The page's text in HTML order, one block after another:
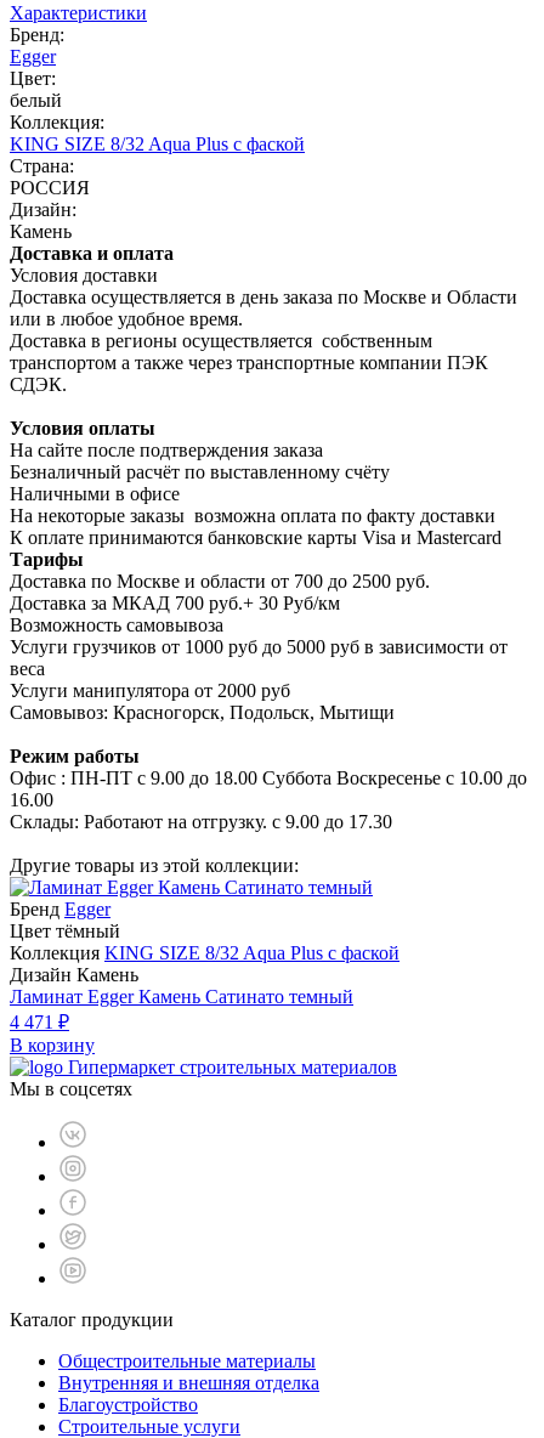
Характеристики
Бренд:
Egger
Цвет:
белый
Коллекция:
KING SIZE 8/32 Aqua Plus с фаской
Страна:
РОССИЯ
Дизайн:
Камень
Доставка и оплата
Условия доставки
Доставка осуществляется в день заказа по Москве и Области
или в любое удобное время.
Доставка в регионы осуществляется собственным
транспортом а также через транспортные компании ПЭК
СДЭК.
Условия оплаты
На сайте после подтверждения заказа
Безналичный расчёт по выставленному счёту
Наличными в офисе
На некоторые заказы возможна оплата по факту доставки
К оплате принимаются банковские карты Visa и Masterсard
Тарифы
Доставка по Москве и области от 700 до 2500 руб.
Доставка за МКАД 700 руб.+ 30 Руб/км
Возможность самовывоза
Услуги грузчиков от 1000 руб до 5000 руб в зависимости от
веса
Услуги манипулятора от 2000 руб
Самовывоз: Красногорск, Подольск, Мытищи
Режим работы
Офис : ПН-ПТ с 9.00 до 18.00 Суббота Воскресенье с 10.00 до
16.00
Склады: Работают на отгрузку. с 9.00 до 17.30
Другие товары из этой коллекции:
Бренд Egger
Цвет тёмный
Коллекция KING SIZE 8/32 Aqua Plus с фаской
Дизайн Камень
Ламинат Egger Камень Сатинато темный
4 471 ₽
В корзину
Гипермаркет строительных материалов
Мы в соцсетях
Каталог продукции
Общестроительные материалы
Внутренняя и внешняя отделка
Благоустройство
Строительные услуги